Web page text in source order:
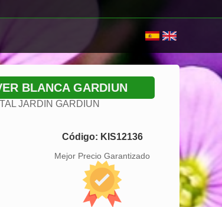
BLANCA GARDIUN
JARDIN GARDIUN
Código: KIS12136
Mejor Precio Garantizado